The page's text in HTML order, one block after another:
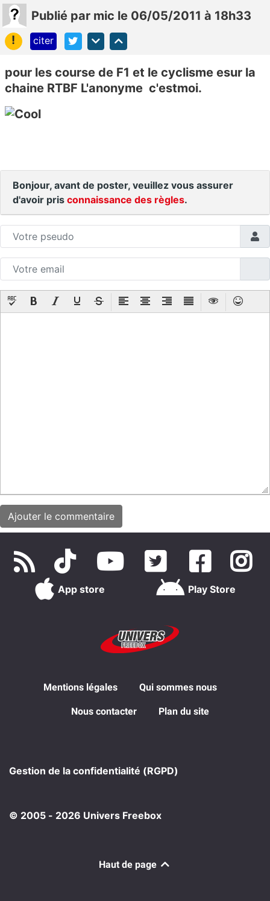
Publié par mic le 06/05/2011 à 18h33
!
citer
pour les course de F1 et le cyclisme esur la
chaine RTBF L'anonyme c'estmoi.
Bonjour, avant de poster, veuillez vous assurer
d'avoir pris connaissance des règles.
App store Play Store
Mentions légales Qui sommes nous
Nous contacter Plan du site
Gestion de la confidentialité (RGPD)
© 2005 - 2026 Univers Freebox
Haut de page